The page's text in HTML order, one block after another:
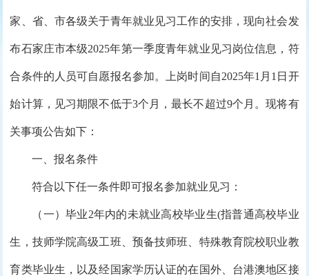
家、省、市各级关于青年就业见习工作的安排，现向社会发
布石家庄市本级2025年第一季度青年就业见习岗位信息，符
合条件的人员可自愿报名参加。上岗时间自2025年1月1日开
始计算，见习期限不低于3个月，最长不超过9个月。现将有
关事项公告如下：
一、报名条件
符合以下任一条件即可报名参加就业见习：
（一）毕业2年内的未就业高校毕业生(指普通高校毕业
生，技师学院高级工班、预备技师班、特殊教育院校职业教
育类毕业生，以及经国家学历认证的在国外、台港澳地区接